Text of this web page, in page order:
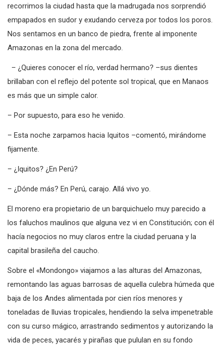
recorrimos la ciudad hasta que la madrugada nos sorprendió
empapados en sudor y exudando cerveza por todos los poros.
Nos sentamos en un banco de piedra, frente al imponente
Amazonas en la zona del mercado.
– ¿Quieres conocer el río, verdad hermano? –sus dientes
brillaban con el reflejo del potente sol tropical, que en Manaos
es más que un simple calor.
– Por supuesto, para eso he venido.
– Esta noche zarpamos hacia Iquitos –comentó, mirándome
fijamente.
– ¿Iquitos? ¿En Perú?
– ¿Dónde más? En Perú, carajo. Allá vivo yo.
El moreno era propietario de un barquichuelo muy parecido a
los faluchos maulinos que alguna vez vi en Constitución; con él
hacía negocios no muy claros entre la ciudad peruana y la
capital brasileña del caucho.
Sobre el «Mondongo» viajamos a las alturas del Amazonas,
remontando las aguas barrosas de aquella culebra húmeda que
baja de los Andes alimentada por cien ríos menores y
toneladas de lluvias tropicales, hendiendo la selva impenetrable
con su curso mágico, arrastrando sedimentos y autorizando la
vida de peces, yacarés y pirañas que pululan en su fondo